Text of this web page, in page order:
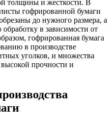
толщины и жесткости. В
гофрированной бумаги
до нужного размера, а
в зависимости от
гофрированная бумага
в производстве
уголков, и множества
прочности и